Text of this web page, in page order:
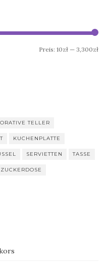
Preis: 10zł — 3,300zł
TELLER
KUCHENPLATTE
SERVIETTEN TASSE
ZUCKERDOSE